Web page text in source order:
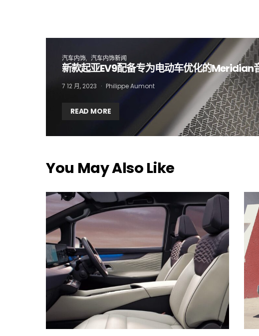
汽车内饰 汽车内饰新闻
新款起亚EV9配备专为电动车优化的Meridian
7 12 月, 2023 Philippe Aumont
READ MORE
You May Also Like
bi-
By
storage of